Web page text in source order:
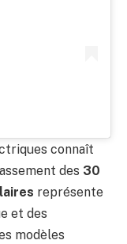
connaît
des 30
représente
et des
modèles